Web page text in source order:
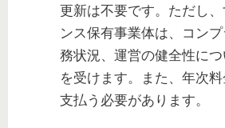
更新は不要です。ただし
ンス保有事業体は、コン
務状況、運営の健全性に
を受けます。また、年次
支払う必要があります。